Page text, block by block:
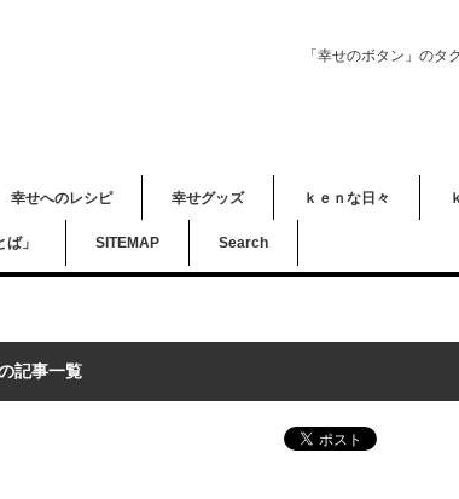
「幸せのボタン」のタ
幸せへのレシピ 幸せグッズ ｋｅｎな日々
」 SITEMAP Search
記事一覧